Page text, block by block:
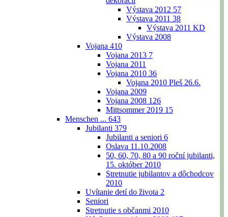
Výstava 2012 57
Výstava 2011 38
Výstava 2011 KD
Výstava 2008
Vojana 410
Vojana 2013 7
Vojana 2011
Vojana 2010 36
Vojana 2010 Pleš 26.6.
Vojana 2009
Vojana 2008 126
Mittsommer 2019 15
Menschen ... 643
Jubilanti 379
Jubilanti a seniori 6
Oslava 11.10.2008
50, 60, 70, 80 a 90 roční jubilanti,
15. október 2010
Stretnutie jubilantov a dôchodcov
2010
Uvítanie detí do života 2
Seniori
Stretnutie s občanmi 2010